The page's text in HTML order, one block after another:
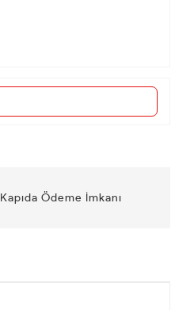
Kapıda Ödeme İmkanı